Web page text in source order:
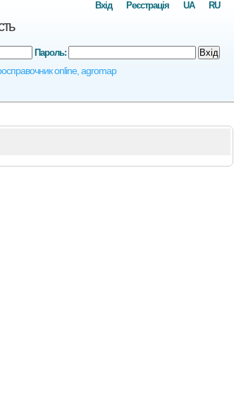
online, agromap
RU
UA
Реєстрація
Вхід
Пароль: Вхід